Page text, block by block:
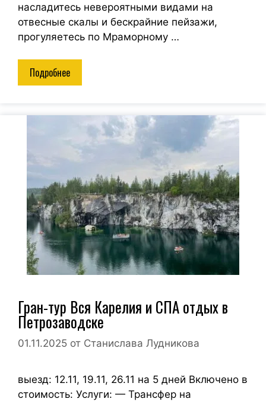
насладитесь невероятными видами на
отвесные скалы и бескрайние пейзажи,
прогуляетесь по Мраморному …
Подробнее
Гран-тур Вся Карелия и СПА отдых в
Петрозаводске
01.11.2025 от Станислава Лудникова
выезд: 12.11, 19.11, 26.11 на 5 дней Включено в
стоимость: Услуги: — Трансфер на